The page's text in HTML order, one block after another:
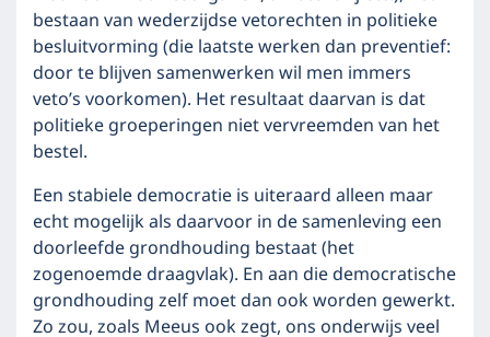
bestaan van wederzijdse vetorechten in politieke
besluitvorming (die laatste werken dan preventief:
door te blijven samenwerken wil men immers
veto’s voorkomen). Het resultaat daarvan is dat
politieke groeperingen niet vervreemden van het
bestel.
Een stabiele democratie is uiteraard alleen maar
echt mogelijk als daarvoor in de samenleving een
doorleefde grondhouding bestaat (het
zogenoemde draagvlak). En aan die democratische
grondhouding zelf moet dan ook worden gewerkt.
Zo zou, zoals Meeus ook zegt, ons onderwijs veel